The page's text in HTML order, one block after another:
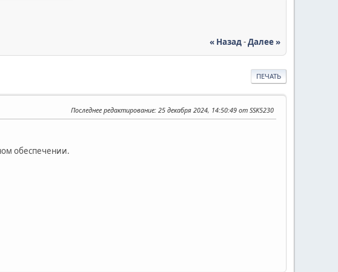
« Назад-Далее »
ПЕЧАТЬ
Последнее редактирование: 25 декабря 2024, 14:50:49 от SSK5230
обеспечении.